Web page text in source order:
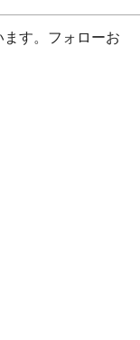
す。フォローお